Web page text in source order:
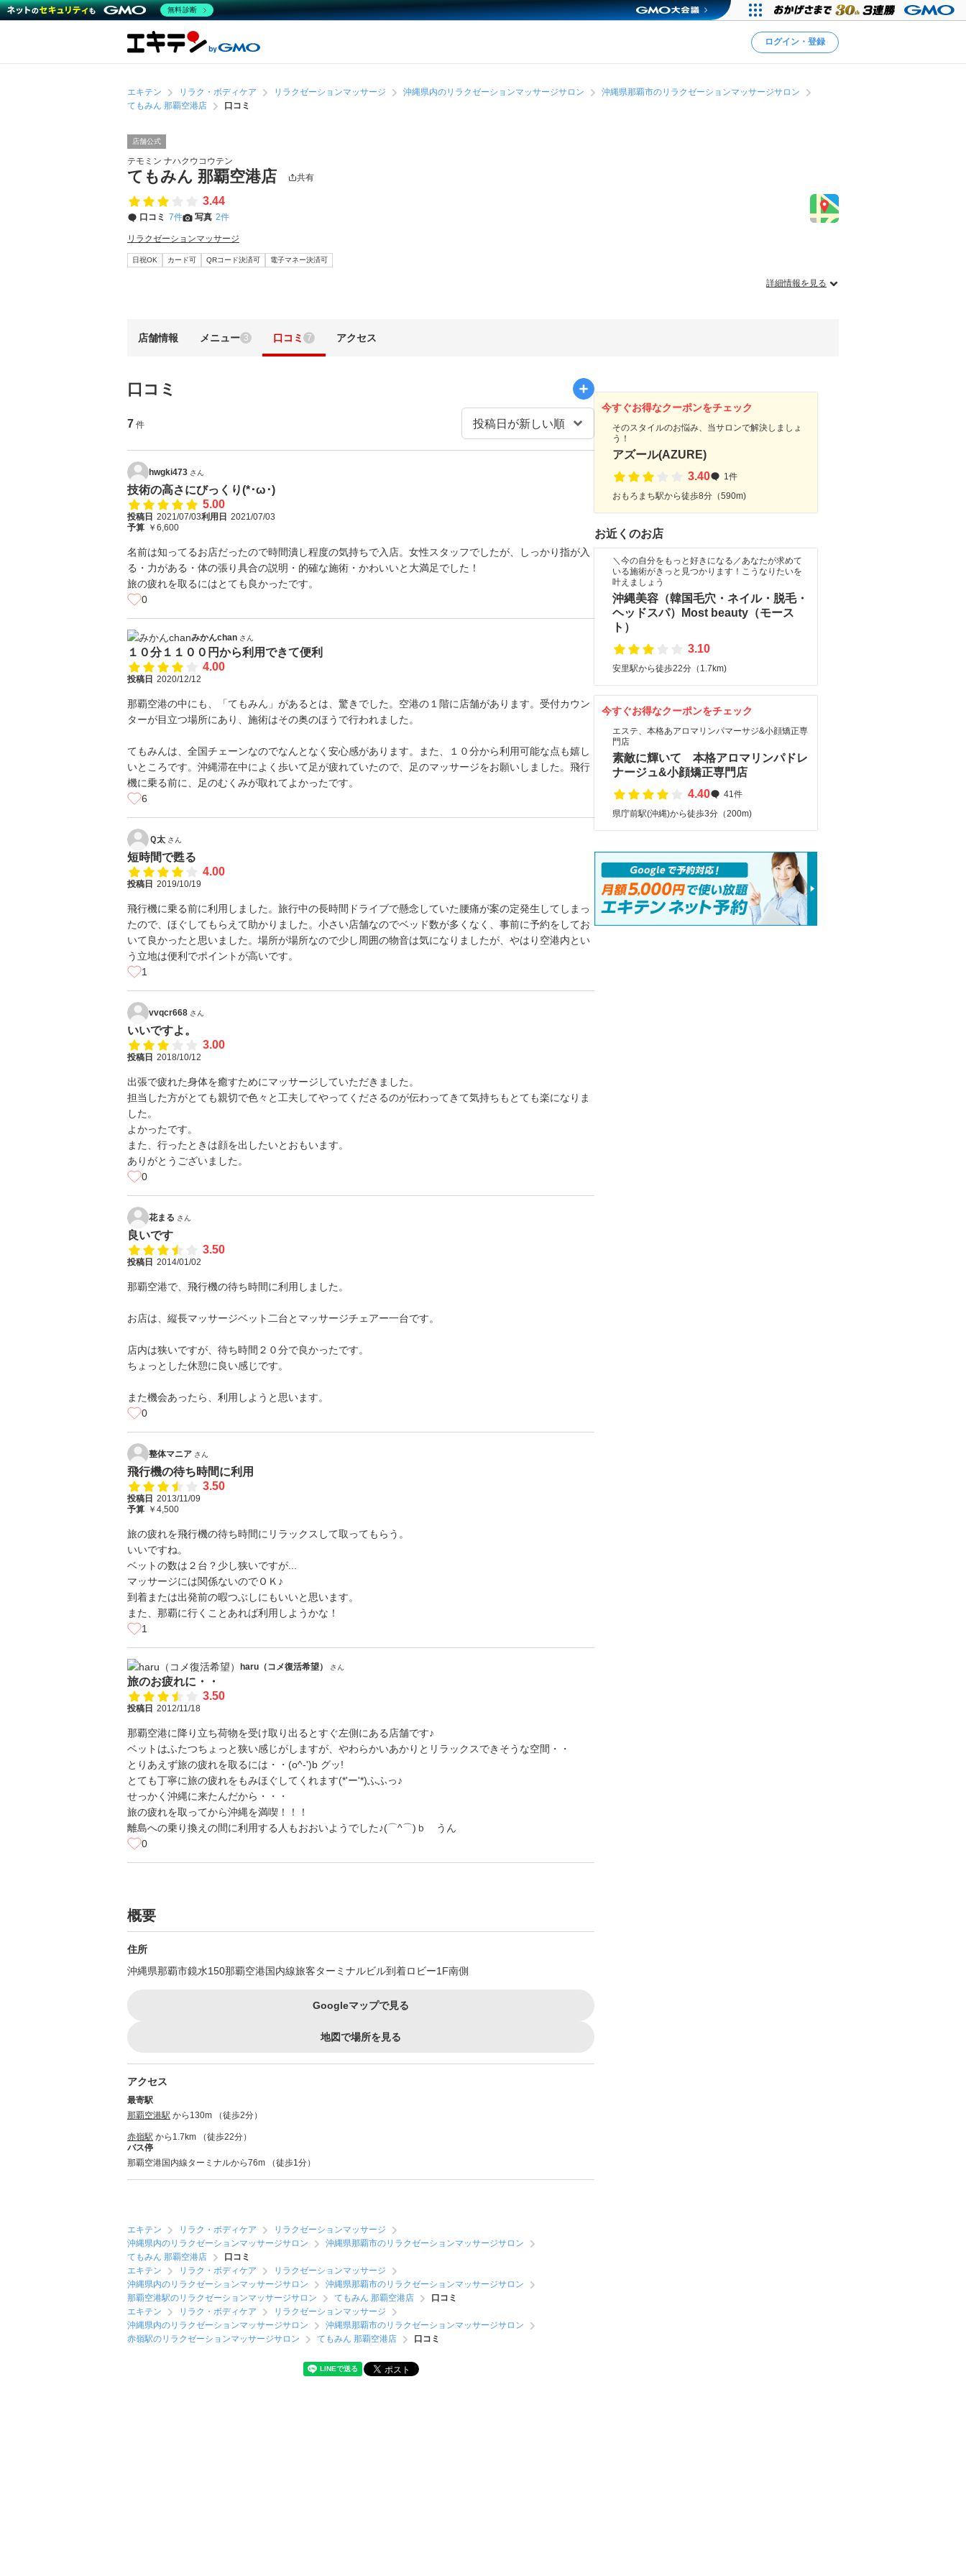
ログイン・登録
エキテン リラク・ボディケア リラクゼーションマッサージ 沖縄県内のリラクゼーションマッサージサロン
沖縄県那覇市のリラクゼーションマッサージサロン
てもみん 那覇空港店
口コミ
店舗公式
テモミン ナハクウコウテン
てもみん 那覇空港店 共有
3.44
口コミ 7件 写真 2件
リラクゼーションマッサージ
日祝OK カード可 QRコード決済可 電子マネー決済可
詳細情報を見る
店舗情報 メニュー 3 口コミ 7 アクセス
口コミ
7 件
hwgki473 さん
技術の高さにびっくり(*･ω･)
5.00
投稿日 2021/07/03利用日 2021/07/03
予算 ￥6,600
名前は知ってるお店だったので時間潰し程度の気持ちで入店。女性スタッフでしたが、しっかり指が入
る・力がある・体の張り具合の説明・的確な施術・かわいいと大満足でした！
旅の疲れを取るにはとても良かったです。
0
みかんchan さん
１０分１１００円から利用できて便利
4.00
投稿日 2020/12/12
那覇空港の中にも、「てもみん」があるとは、驚きでした。空港の１階に店舗があります。受付カウン
ターが目立つ場所にあり、施術はその奥のほうで行われました。
てもみんは、全国チェーンなのでなんとなく安心感があります。また、１０分から利用可能な点も嬉し
いところです。沖縄滞在中によく歩いて足が疲れていたので、足のマッサージをお願いしました。飛行
機に乗る前に、足のむくみが取れてよかったです。
6
Ｑ太 さん
短時間で甦る
4.00
投稿日 2019/10/19
飛行機に乗る前に利用しました。旅行中の長時間ドライブで懸念していた腰痛が案の定発生してしまっ
たので、ほぐしてもらえて助かりました。小さい店舗なのでベッド数が多くなく、事前に予約をしてお
いて良かったと思いました。場所が場所なので少し周囲の物音は気になりましたが、やはり空港内とい
う立地は便利でポイントが高いです。
1
vvqcr668 さん
いいですよ。
3.00
投稿日 2018/10/12
出張で疲れた身体を癒すためにマッサージしていただきました。
担当した方がとても親切で色々と工夫してやってくださるのが伝わってきて気持ちもとても楽になりま
した。
よかったです。
また、行ったときは顔を出したいとおもいます。
ありがとうございました。
0
花まる さん
良いです
3.50
投稿日 2014/01/02
那覇空港で、飛行機の待ち時間に利用しました。
お店は、縦長マッサージベット二台とマッサージチェアー一台です。
店内は狭いですが、待ち時間２０分で良かったです。
ちょっとした休憩に良い感じです。
また機会あったら、利用しようと思います。
0
整体マニア さん
飛行機の待ち時間に利用
3.50
投稿日 2013/11/09
予算 ￥4,500
旅の疲れを飛行機の待ち時間にリラックスして取ってもらう。
いいですね。
ベットの数は２台？少し狭いですが...
マッサージには関係ないのでＯＫ♪
到着または出発前の暇つぶしにもいいと思います。
また、那覇に行くことあれば利用しようかな！
1
haru（コメ復活希望） さん
旅のお疲れに・・
3.50
投稿日 2012/11/18
那覇空港に降り立ち荷物を受け取り出るとすぐ左側にある店舗です♪
ベットはふたつちょっと狭い感じがしますが、やわらかいあかりとリラックスできそうな空間・・
とりあえず旅の疲れを取るには・・(o^-')b グッ!
とても丁寧に旅の疲れをもみほぐしてくれます(*'ー'*)ふふっ♪
せっかく沖縄に来たんだから・・・
旅の疲れを取ってから沖縄を満喫！！！
離島への乗り換えの間に利用する人もおおいようでした♪(⌒^⌒)ｂ うん
0
概要
住所
沖縄県那覇市鏡水150那覇空港国内線旅客ターミナルビル到着ロビー1F南側
Googleマップで見る
地図で場所を見る
アクセス
最寄駅
那覇空港駅 から130m （徒歩2分）
赤嶺駅 から1.7km （徒歩22分）
バス停
那覇空港国内線ターミナルから76m （徒歩1分）
エキテン リラク・ボディケア
リラクゼーションマッサージ
沖縄県内のリラクゼーションマッサージサロン
沖縄県那覇市のリラクゼーションマッサージサロン
てもみん 那覇空港店
口コミ
エキテン
リラク・ボディケア
リラクゼーションマッサージ
沖縄県内のリラクゼーションマッサージサロン
沖縄県那覇市のリラクゼーションマッサージサロン
那覇空港駅のリラクゼーションマッサージサロン
てもみん 那覇空港店
口コミ
エキテン
リラク・ボディケア
リラクゼーションマッサージ
沖縄県内のリラクゼーションマッサージサロン
沖縄県那覇市のリラクゼーションマッサージサロン
赤嶺駅のリラクゼーションマッサージサロン
てもみん 那覇空港店 口コミ
今すぐお得なクーポンをチェック
そのスタイルのお悩み、当サロンで解決しましょ
う！
アズール(AZURE)
3.40
1件
おもろまち駅から徒歩8分（590m)
お近くのお店
＼今の自分をもっと好きになる／あなたが求めて
いる施術がきっと見つかります！こうなりたいを
叶えましょう
沖縄美容（韓国毛穴・ネイル・脱毛・
ヘッドスパ）Most beauty（モース
ト）
3.10
安里駅から徒歩22分（1.7km)
今すぐお得なクーポンをチェック
エステ、本格あアロマリンパマーサジ&小顔矯正専
門店
素敵に輝いて 本格アロマリンパドレ
ナージュ&小顔矯正専門店
4.40
41件
県庁前駅(沖縄)から徒歩3分（200m)
無料診断